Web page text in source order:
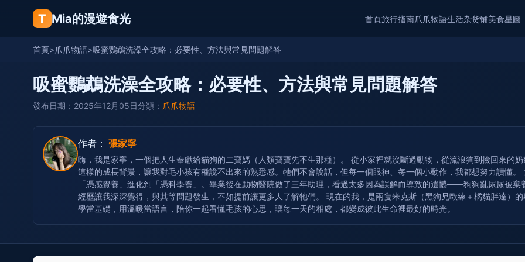
T Mia的漫遊食光 首頁旅行指南爪爪物語生活杂货铺美食星圖
首頁>爪爪物語>吸蜜鸚鵡洗澡全攻略：必要性、方法與常見問題解答
吸蜜鸚鵡洗澡全攻略：必要性、方法與常見問題解答
發布日期：2025年12月05日分類： 爪爪物語
作者： 張家寧
嗨，我是家寧，一個把人生奉獻給貓狗的二寶媽（人類寶寶先不生那種）。 從小家裡就沒斷過動物，從流浪狗到撿回來的
這樣的成長背景，讓我對毛小孩有種說不出來的熟悉感。牠們不會說話，但每一個眼神、每一個小動作，我都想努力讀懂
「憑感覺養」進化到「憑科學養」。畢業後在動物醫院做了三年助理，看過太多因為誤解而導致的遺憾——狗狗亂尿尿被
經歷讓我深深覺得，與其等問題發生，不如提前讓更多人了解牠們。 現在的我，是兩隻米克斯（黑狗兄歐練＋橘貓胖達）
學當基礎，用溫暖當語言，陪你一起看懂毛孩的心思，讓每一天的相處，都變成彼此生命裡最好的時光。